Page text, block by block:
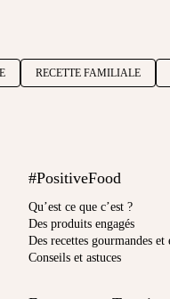
RECETTE FAMILIALE
#PositiveFood
Qu’est ce que c’est ?
Des produits engagés
Des recettes gourmandes et
Conseils et astuces